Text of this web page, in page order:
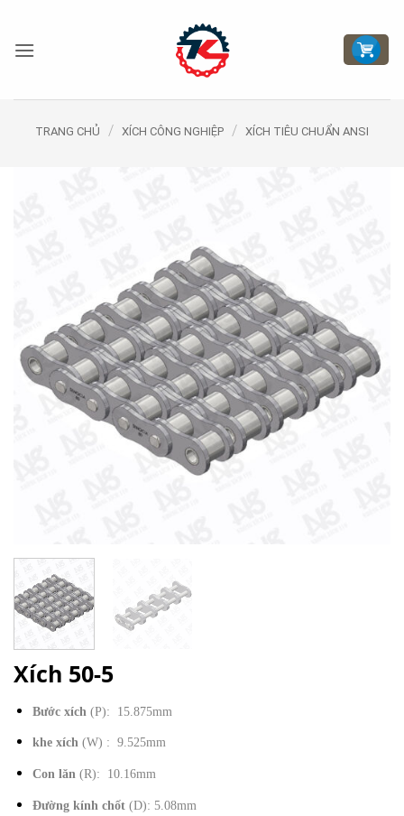
nội
TRANG CHỦ / XÍCH CÔNG NGHIỆP / XÍCH TIÊU CHUẨN ANSI
Xích 50-5
Bước xích (P): 15.875mm
khe xích(W) : 9.525mm
Con lăn (R): 10.16mm
Đường kính chốt(D): 5.08mm